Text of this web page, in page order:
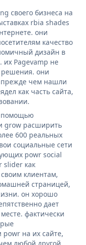
своего бизнеса на
rbia shades
они
качество
дизайн в
их Pagevamp не
решения. они
чем нашли
как часть сайта,
помощью
grow расширить
600 реальных
социальные сети
powr social
slider как
клиентам,
страницей,
он хорошо
дает
фактически
на их сайте,